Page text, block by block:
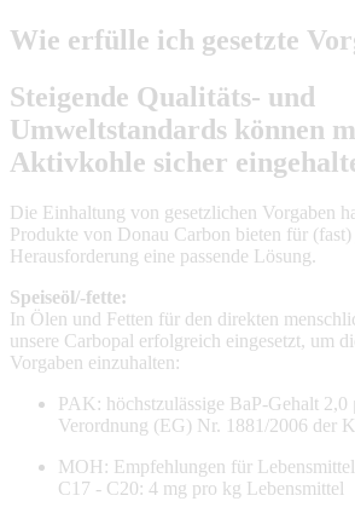
Wie erfülle ich gesetzte
Steigende Qualitäts- und
Umweltstandards können
Aktivkohle sicher
Die Einhaltung von gesetzlichen Vorgaben
Produkte von Donau Carbon bieten für
Herausforderung eine passende Lösung.
Speiseöl/-fette:
In Ölen und Fetten für den direkten
unsere Carbopal erfolgreich eingesetzt, um
Vorgaben einzuhalten:
PAK: höchstzulässige BaP-Gehalt 2,0
Verordnung (EG) Nr. 1881/2006 der
MOH: Empfehlungen für
C17 - C20: 4 mg pro kg Lebensmittel